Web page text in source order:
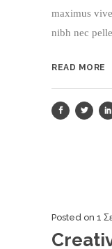
maximus
nibh nec
READ MORE
Posted on 1